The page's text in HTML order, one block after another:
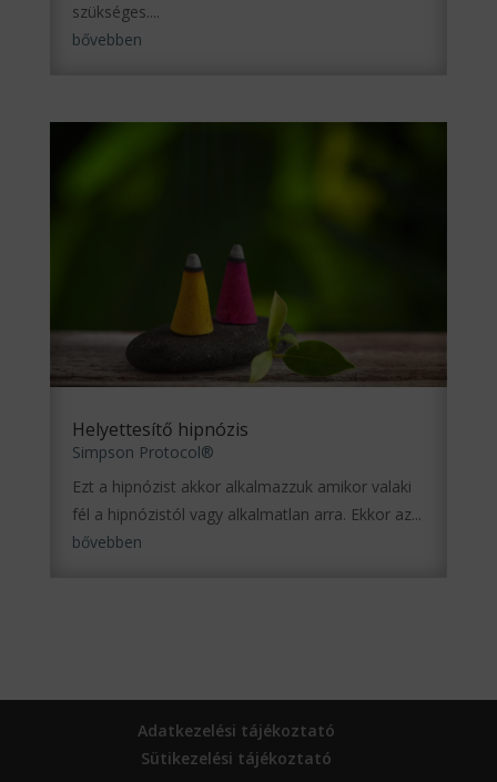
szükséges....
bővebben
Helyettesítő hipnózis
Simpson Protocol®
Ezt a hipnózist akkor alkalmazzuk amikor valaki
fél a hipnózistól vagy alkalmatlan arra. Ekkor az...
bővebben
Adatkezelési tájékoztató
Sütikezelési tájékoztató